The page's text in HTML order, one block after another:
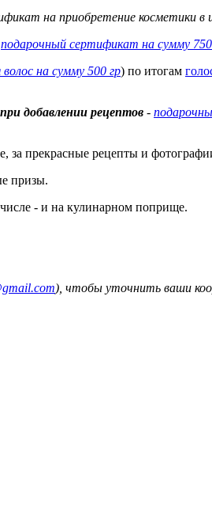
на приобретение косметики в
подарочный сертификат на сумму
на сумму 500 гр) по итогам
добавлении рецептов -
за прекрасные рецепты и
призы.
- и на кулинарном поприще.
), чтобы уточнить ваши